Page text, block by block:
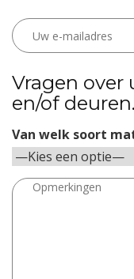
Vragen over
en/of deuren.
Van welk soort